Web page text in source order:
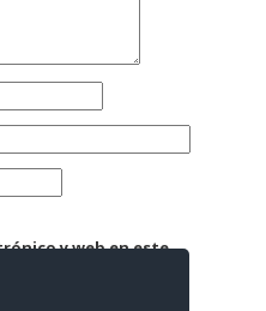
y web en este